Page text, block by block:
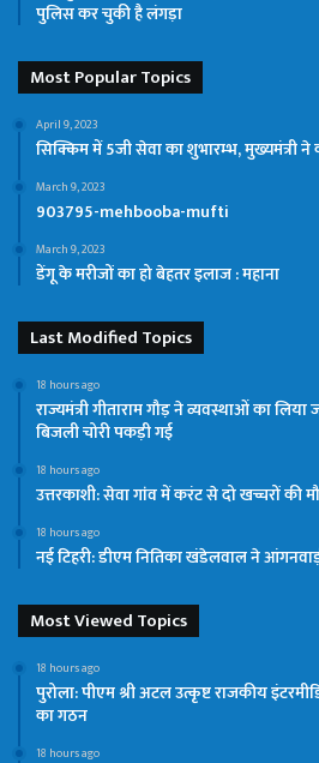
पुलिस कर चुकी है लंगड़ा
Most Popular Topics
April 9, 2023
सिक्किम में 5जी सेवा का शुभारम्भ, मुख्यमंत्री ने
March 9, 2023
903795-mehbooba-mufti
March 9, 2023
डेंगू के मरीजों का हो बेहतर इलाज : महाना
Last Modified Topics
18 hours ago
राज्यमंत्री गीताराम गौड़ ने व्यवस्थाओं का
बिजली चोरी पकड़ी गई
18 hours ago
उत्तरकाशी: सेवा गांव में करंट से दो खच्चरों की
18 hours ago
नई टिहरी: डीएम नितिका खंडेलवाल ने
Most Viewed Topics
18 hours ago
पुरोला: पीएम श्री अटल उत्कृष्ट राजकीय
का गठन
18 hours ago